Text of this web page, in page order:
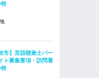
市】言語聴覚士パー
ト募集要項・訪問看